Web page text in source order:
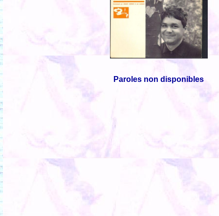
Paroles non disponibles